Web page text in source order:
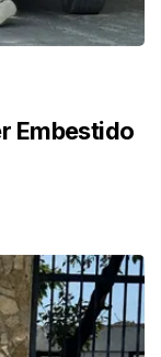
Embestido